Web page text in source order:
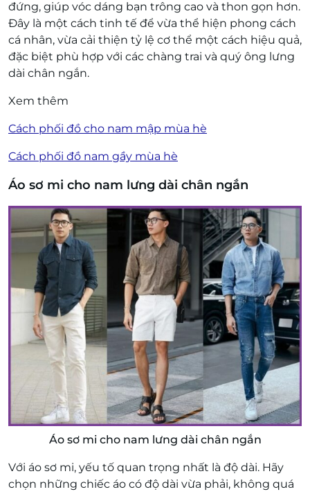
đứng, giúp vóc dáng bạn trông cao và thon gọn hơn.
Đây là một cách tinh tế để vừa thể hiện phong cách
cá nhân, vừa cải thiện tỷ lệ cơ thể một cách hiệu quả,
đặc biệt phù hợp với các chàng trai và quý ông lưng
dài chân ngắn.
Xem thêm
Cách phối đồ cho nam mập mùa hè
Cách phối đồ nam gầy mùa hè
Áo sơ mi cho nam lưng dài chân ngắn
Áo sơ mi cho nam lưng dài chân ngắn
Với áo sơ mi, yếu tố quan trọng nhất là độ dài. Hãy
chọn những chiếc áo có độ dài vừa phải, không quá